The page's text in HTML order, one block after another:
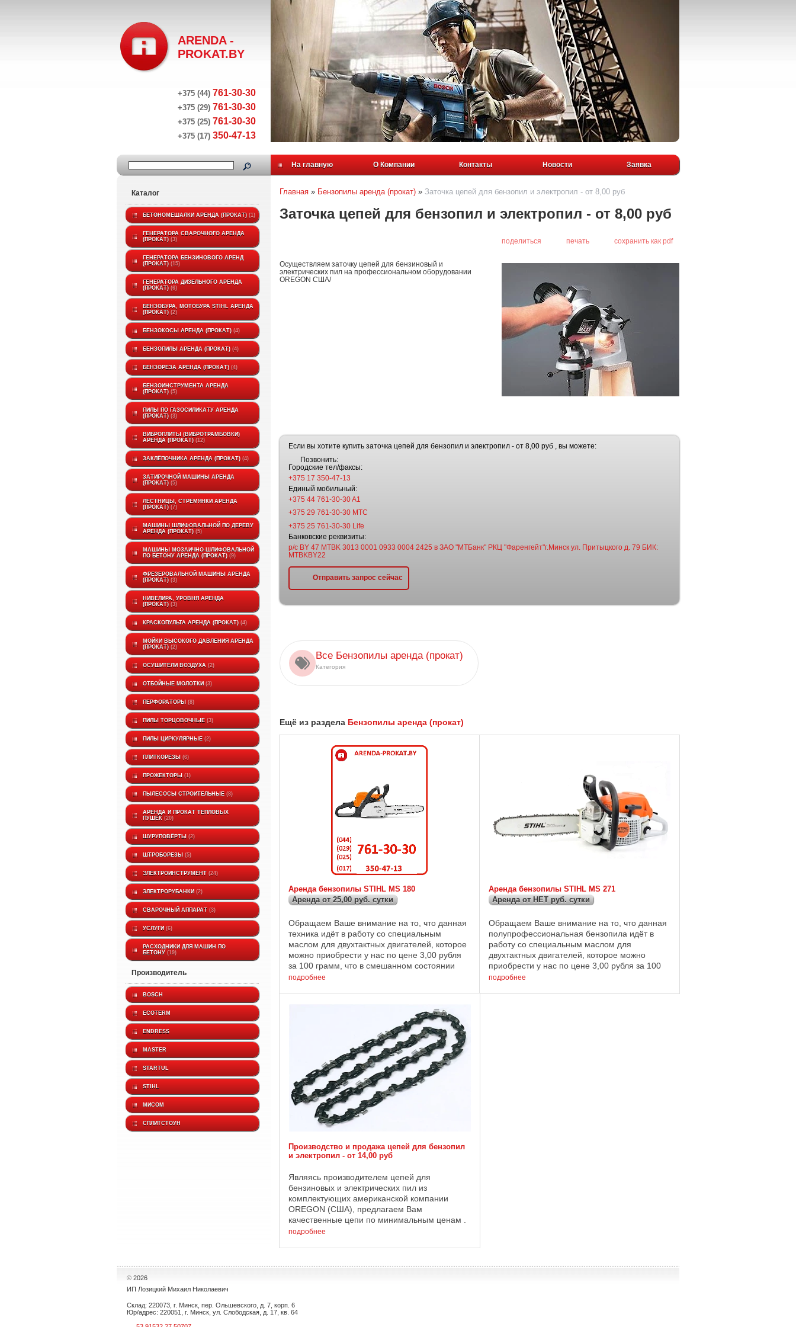
ARENDA -
PROKAT.BY
+375 (44) 761-30-30
+375 (29) 761-30-30
+375 (25) 761-30-30
+375 (17) 350-47-13
На главную О Компании Контакты Новости Заявка
Каталог
БЕТОНОМЕШАЛКИ АРЕНДА (ПРОКАТ) 1
ГЕНЕРАТОРА СВАРОЧНОГО АРЕНДА
(ПРОКАТ) 3
ГЕНЕРАТОРА БЕНЗИНОВОГО АРЕНД
(ПРОКАТ) 15
ГЕНЕРАТОРА ДИЗЕЛЬНОГО АРЕНДА
(ПРОКАТ) 6
БЕНЗОБУРА, МОТОБУРА STIHL АРЕНДА
(ПРОКАТ) 2
БЕНЗОКОСЫ АРЕНДА (ПРОКАТ) 4
БЕНЗОПИЛЫ АРЕНДА (ПРОКАТ) 4
БЕНЗОРЕЗА АРЕНДА (ПРОКАТ) 4
БЕНЗОИНСТРУМЕНТА АРЕНДА
(ПРОКАТ) 5
ПИЛЫ ПО ГАЗОСИЛИКАТУ АРЕНДА
(ПРОКАТ) 3
ВИБРОПЛИТЫ (ВИБРОТРАМБОВКИ)
АРЕНДА (ПРОКАТ) 12
ЗАКЛЁПОЧНИКА АРЕНДА (ПРОКАТ) 4
ЗАТИРОЧНОЙ МАШИНЫ АРЕНДА
(ПРОКАТ) 5
ЛЕСТНИЦЫ, СТРЕМЯНКИ АРЕНДА
(ПРОКАТ) 7
МАШИНЫ ШЛИФОВАЛЬНОЙ ПО ДЕРЕВУ
АРЕНДА (ПРОКАТ) 5
МАШИНЫ МОЗАИЧНО-ШЛИФОВАЛЬНОЙ
ПО БЕТОНУ АРЕНДА (ПРОКАТ) 9
ФРЕЗЕРОВАЛЬНОЙ МАШИНЫ АРЕНДА
(ПРОКАТ) 3
НИВЕЛИРА, УРОВНЯ АРЕНДА
(ПРОКАТ) 3
КРАСКОПУЛЬТА АРЕНДА (ПРОКАТ) 4
МОЙКИ ВЫСОКОГО ДАВЛЕНИЯ АРЕНДА
(ПРОКАТ) 2
ОСУШИТЕЛИ ВОЗДУХА 2
ОТБОЙНЫЕ МОЛОТКИ 3
ПЕРФОРАТОРЫ 8
ПИЛЫ ТОРЦОВОЧНЫЕ 3
ПИЛЫ ЦИРКУЛЯРНЫЕ 2
ПЛИТКОРЕЗЫ 6
ПРОЖЕКТОРЫ 1
ПЫЛЕСОСЫ СТРОИТЕЛЬНЫЕ 8
АРЕНДА И ПРОКАТ ТЕПЛОВЫХ
ПУШЕК 20
ШУРУПОВЁРТЫ 2
ШТРОБОРЕЗЫ 5
ЭЛЕКТРОИНСТРУМЕНТ 24
ЭЛЕКТРОРУБАНКИ 2
СВАРОЧНЫЙ АППАРАТ 3
УСЛУГИ 6
РАСХОДНИКИ ДЛЯ МАШИН ПО
БЕТОНУ 19
производитель
BOSCH
ECOTERM
ENDRESS
MASTER
STARTUL
STIHL
МИСОМ
СПЛИТСТОУН
Главная » Бензопилы аренда (прокат) » Заточка цепей для бензопил и электропил - от 8,00 руб
Заточка цепей для бензопил и электропил - от 8,00 руб
поделиться печать сохранить как pdf
Осуществляем заточку цепей для бензиновый и
электрических пил на профессиональном оборудовании
OREGON США/
Если вы хотите купить заточка цепей для бензопил и электропил - от 8,00 руб , вы можете:
Позвонить:
Городские тел/факсы:
+375 17 350-47-13
Единый мобильный:
+375 44 761-30-30 A1
+375 29 761-30-30 МТС
+375 25 761-30-30 Life
Банковские реквизиты:
р/с BY 47 MTBK 3013 0001 0933 0004 2425 в ЗАО "МТБанк" РКЦ "Фаренгейт"г.Минск ул. Притыцкого д. 79 БИК:
MTBKBY22
Отправить запрос сейчас
Все Бензопилы аренда (прокат)
Категория
Ещё из раздела Бензопилы аренда (прокат)
Аренда бензопилы STIHL MS 180
Аренда от 25,00 руб. сутки
Обращаем Ваше внимание на то, что данная
техника идёт в работу со специальным
маслом для двухтактных двигателей, которое
можно приобрести у нас по цене 3,00 рубля
за 100 грамм, что в смешанном состоянии
равно пяти литрам готовой смеси.
подробнее
Аренда бензопилы STIHL MS 271
Аренда от НЕТ руб. сутки
Обращаем Ваше внимание на то, что данная
полупрофессиональная бензопила идёт в
работу со специальным маслом для
двухтактных двигателей, которое можно
приобрести у нас по цене 3,00 рубля за 100
грамм, что в смешанном состоянии равно
подробнее
Производство и продажа цепей для бензопил
и электропил - от 14,00 руб
Являясь производителем цепей для
бензиновых и электрических пил из
комплектующих американской компании
OREGON (США), предлагаем Вам
качественные цепи по минимальным ценам .
Приобрести или заточить цепь для бензопилы
подробнее
© 2026
ИП Лозицкий Михаил Николаевич
Склад: 220073, г. Минск, пер. Ольшевского, д. 7, корп. 6
Юр/адрес: 220051, г. Минск, ул. Слободская, д. 17, кв. 64